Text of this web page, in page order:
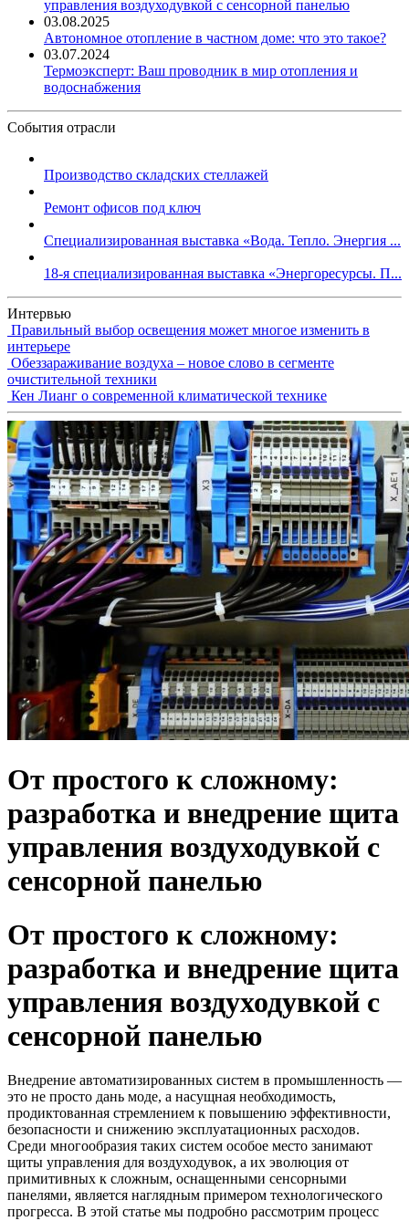
управления воздуходувкой с сенсорной панелью
03.08.2025
Автономное отопление в частном доме: что это такое?
03.07.2024
Термоэксперт: Ваш проводник в мир отопления и
водоснабжения
События отрасли
Производство складских стеллажей
Ремонт офисов под ключ
Специализированная выставка «Вода. Тепло. Энергия ...
18-я специализированная выставка «Энергоресурсы. П...
Интервью
Правильный выбор освещения может многое изменить в
интерьере
Обеззараживание воздуха – новое слово в сегменте
очистительной техники
Кен Лианг о современной климатической технике
От простого к сложному:
разработка и внедрение щита
управления воздуходувкой с
сенсорной панелью
От простого к сложному:
разработка и внедрение щита
управления воздуходувкой с
сенсорной панелью
Внедрение автоматизированных систем в промышленность —
это не просто дань моде, а насущная необходимость,
продиктованная стремлением к повышению эффективности,
безопасности и снижению эксплуатационных расходов.
Среди многообразия таких систем особое место занимают
щиты управления для воздуходувок, а их эволюция от
примитивных к сложным, оснащенными сенсорными
панелями, является наглядным примером технологического
прогресса. В этой статье мы подробно рассмотрим процесс